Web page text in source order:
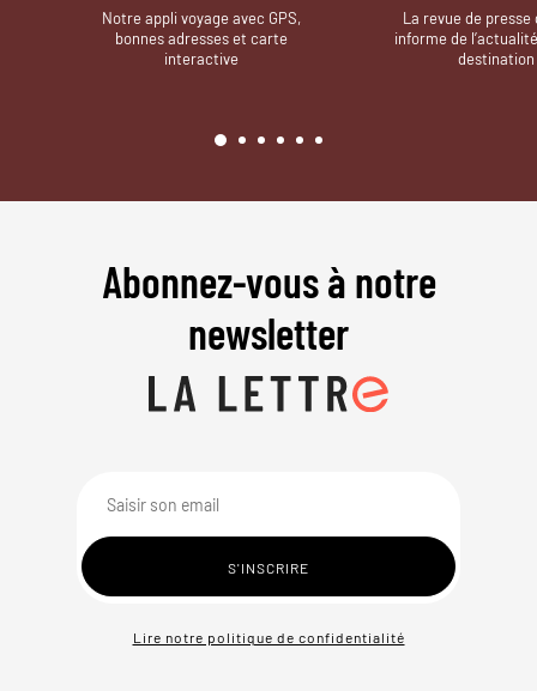
Notre appli voyage avec GPS,
bonnes adresses et carte
interactive
La revue de presse
informe de
destination
Abonnez-vous à notre
newsletter
Lire notre politique de confidentialité